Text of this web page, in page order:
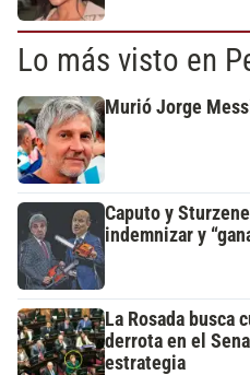
Lo más visto en
Murió Jorge
Caputo y
indemnizar y
La Rosada busca
derrota en el
estrategia